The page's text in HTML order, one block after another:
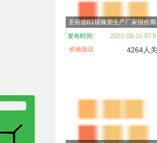
发布时间:
2025-05-10
价格面议
4264人